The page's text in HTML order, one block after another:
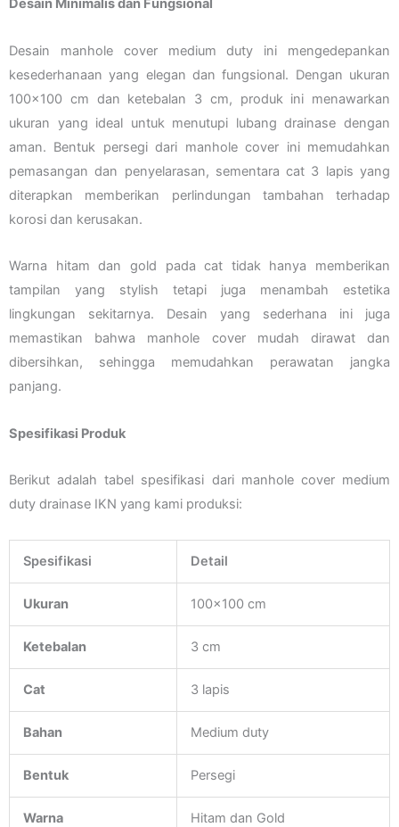
Desain Minimalis dan Fungsional
Desain manhole cover medium duty ini mengedepankan
kesederhanaan yang elegan dan fungsional. Dengan ukuran
100×100 cm dan ketebalan 3 cm, produk ini menawarkan
ukuran yang ideal untuk menutupi lubang drainase dengan
aman. Bentuk persegi dari manhole cover ini memudahkan
pemasangan dan penyelarasan, sementara cat 3 lapis yang
diterapkan memberikan perlindungan tambahan terhadap
korosi dan kerusakan.
Warna hitam dan gold pada cat tidak hanya memberikan
tampilan yang stylish tetapi juga menambah estetika
lingkungan sekitarnya. Desain yang sederhana ini juga
memastikan bahwa manhole cover mudah dirawat dan
dibersihkan, sehingga memudahkan perawatan jangka
panjang.
Spesifikasi Produk
Berikut adalah tabel spesifikasi dari manhole cover medium
duty drainase IKN yang kami produksi:
Spesifikasi Detail
Ukuran 100×100 cm
Ketebalan 3 cm
Cat 3 lapis
Bahan Medium duty
Bentuk Persegi
Warna Hitam dan Gold